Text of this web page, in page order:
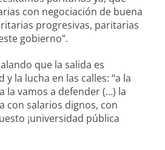
con negociación de buena
progresivas, paritarias
gobierno”.
que la salida es
la lucha en las calles: “a la
la vamos a defender (…) la
con salarios dignos, con
¡universidad pública